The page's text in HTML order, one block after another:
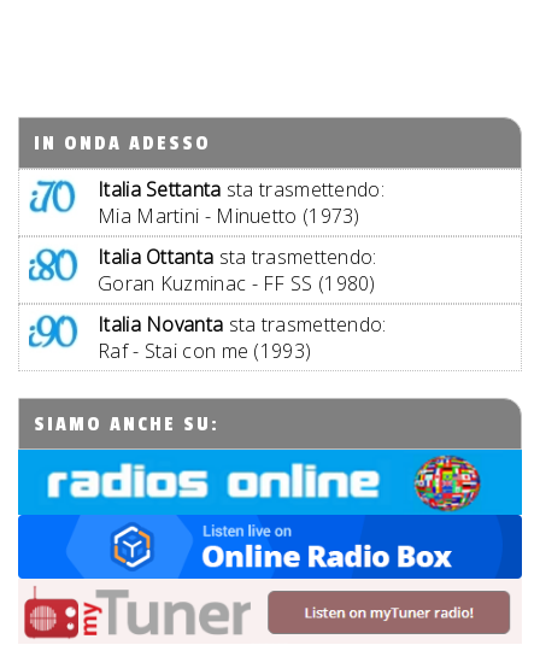
IN ONDA ADESSO
Italia Settanta sta trasmettendo:
Mia Martini - Minuetto (1973)
Italia Ottanta sta trasmettendo:
Goran Kuzminac - FF SS (1980)
Italia Novanta sta trasmettendo:
Raf - Stai con me (1993)
SIAMO ANCHE SU: